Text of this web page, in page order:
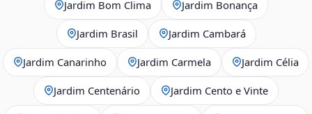
Jardim Bom Clima Jardim Bonança
Jardim Brasil Jardim Cambará
Jardim Canarinho Jardim Carmela Jardim Célia
Jardim Centenário Jardim Cento e Vinte